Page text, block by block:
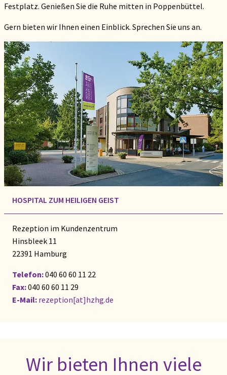
Festplatz. Genießen Sie die Ruhe mitten in Poppenbüttel.
Gern bieten wir Ihnen einen Einblick. Sprechen Sie uns an.
HOSPITAL ZUM HEILIGEN GEIST
Rezeption im Kundenzentrum
Hinsbleek 11
22391 Hamburg
Telefon:040 60 60 11 22
Fax:040 60 60 11 29
E-Mail: rezeption[at]hzhg.de
Wir bieten Ihnen viele